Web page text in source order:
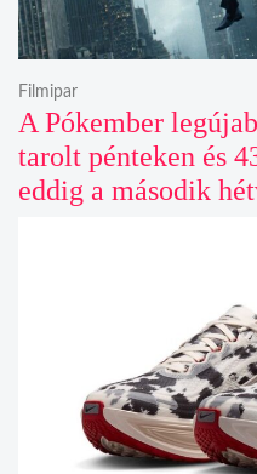
A Pókember
tarolt pénteken és
eddig a második
Filmipar